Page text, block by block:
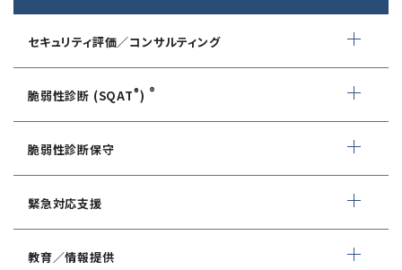
セキュリティ評価／コンサルティング
情報セキュリティ・アドバイザリ
AIサービス提供者・利用者向け
サイバーセキュリティ対策支援
脆弱性診断 (SQAT®) ®
WEBアプリケーション脆弱性診断
ネットワーク脆弱性診断
IoTセキュリティ診断
脆弱性診断保守
デイリー自動脆弱性診断
WEBサイトコンテンツ改ざん検知
緊急対応支援
デジタルフォレンジック
教育／情報提供